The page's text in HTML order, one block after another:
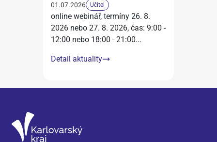
01.07.2026 Učitel
online webinář, termíny 26. 8.
2026 nebo 27. 8. 2026, čas: 9:00 -
12:00 nebo 18:00 - 21:00...
Detail aktuality